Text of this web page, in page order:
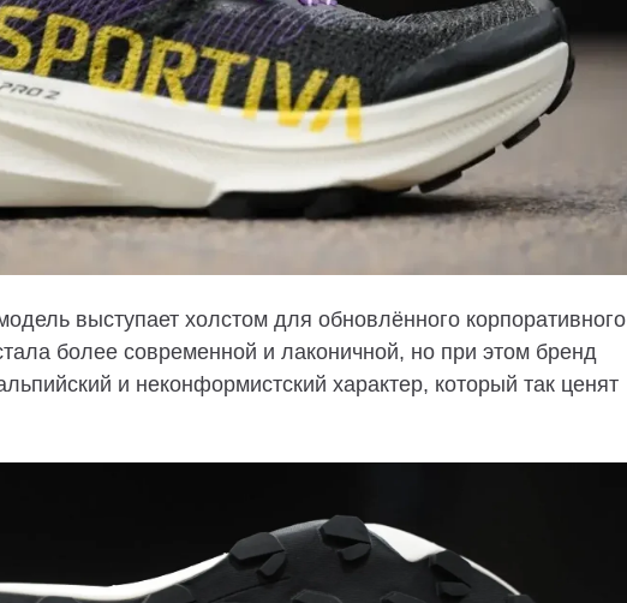
выступает холстом для обновлённого корпоративного
более современной и лаконичной, но при этом бренд
и неконформистский характер, который так ценят